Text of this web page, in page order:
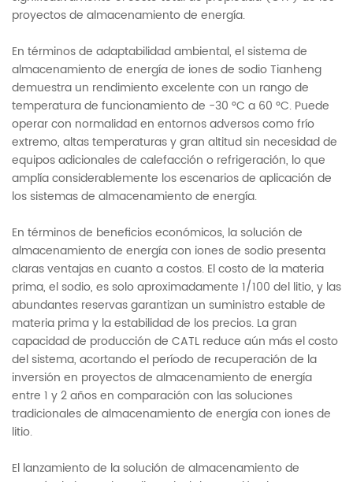
proyectos de almacenamiento de energía.
En términos de adaptabilidad ambiental, el sistema de
almacenamiento de energía de iones de sodio Tianheng
demuestra un rendimiento excelente con un rango de
temperatura de funcionamiento de -30 °C a 60 °C. Puede
operar con normalidad en entornos adversos como frío
extremo, altas temperaturas y gran altitud sin necesidad de
equipos adicionales de calefacción o refrigeración, lo que
amplía considerablemente los escenarios de aplicación de
los sistemas de almacenamiento de energía.
En términos de beneficios económicos, la solución de
almacenamiento de energía con iones de sodio presenta
claras ventajas en cuanto a costos. El costo de la materia
prima, el sodio, es solo aproximadamente 1/100 del litio, y las
abundantes reservas garantizan un suministro estable de
materia prima y la estabilidad de los precios. La gran
capacidad de producción de CATL reduce aún más el costo
del sistema, acortando el período de recuperación de la
inversión en proyectos de almacenamiento de energía
entre 1 y 2 años en comparación con las soluciones
tradicionales de almacenamiento de energía con iones de
litio.
El lanzamiento de la solución de almacenamiento de